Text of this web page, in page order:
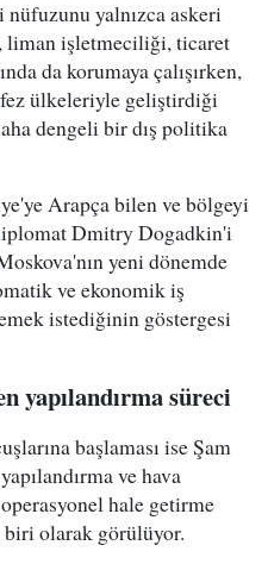
yalnızca askeri
liman işletmeciliği, ticaret
da korumaya çalışırken,
ülkeleriyle geliştirdiği
dengeli bir dış politika
Arapça bilen ve bölgeyi
Dmitry Dogadkin'i
yeni dönemde
ve ekonomik iş
istediğinin göstergesi
yapılandırma süreci
başlaması ise Şam
ve hava
hale getirme
biri olarak görülüyor.